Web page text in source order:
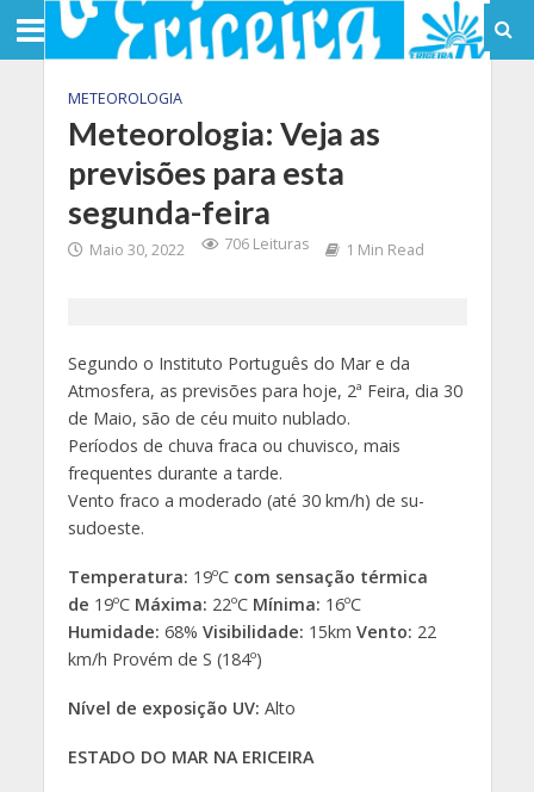
METEOROLOGIA
Meteorologia: Veja as
previsões para esta
segunda-feira
Maio 30, 2022 706 Leituras 1 Min Read
Segundo o Instituto Português do Mar e da
Atmosfera, as previsões para hoje, 2ª Feira, dia 30
de Maio, são de céu muito nublado.
Períodos de chuva fraca ou chuvisco, mais
frequentes durante a tarde.
Vento fraco a moderado (até 30 km/h) de su-
sudoeste.
Temperatura: 19ºC com sensação térmica
de 19ºC Máxima: 22ºC Mínima: 16ºC
Humidade: 68% Visibilidade: 15km Vento: 22
km/h Provém de S (184º)
Nível de exposição UV: Alto
ESTADO DO MAR NA ERICEIRA